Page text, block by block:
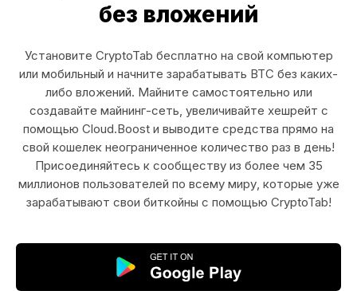
без вложений
Установите CryptoTab бесплатно на свой компьютер
или мобильный и начните зарабатывать BTC без каких-
либо вложений. Майните самостоятельно или
создавайте майнинг-сеть, увеличивайте хешрейт с
помощью Cloud.Boost и выводите средства прямо на
свой кошелек неограниченное количество раз в день!
Присоединяйтесь к сообществу из более чем 35
миллионов пользователей по всему миру, которые уже
зарабатывают свои биткойны с помощью CryptoTab!